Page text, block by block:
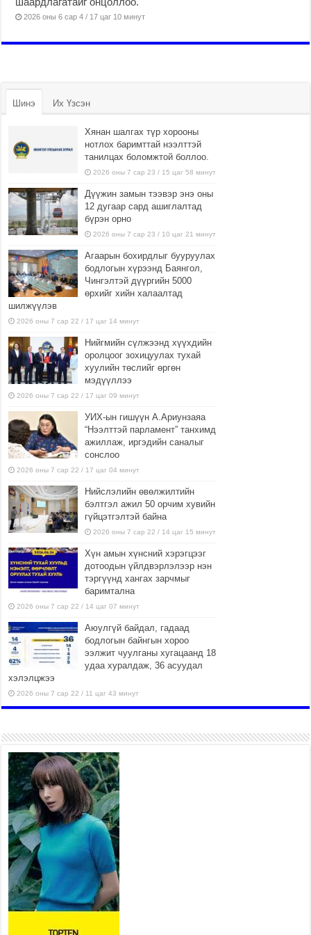
2026 оны 6 сар 4 / 17 цаг 10 минут
Шинэ Их Үзсэн
Хянан шалгах түр хорооны
нотлох баримттай нээлттэй
танилцах боломжтой боллоо.
2026 оны 7 сар 23 / 15 цаг 58 минут
Дүүжин замын тээвэр энэ оны
12 дугаар сард ашиглалтад
бүрэн орно
2026 оны 7 сар 23 / 10 цаг 21 минут
Агаарын бохирдлыг бууруулах
бодлогын хүрээнд Баянгол,
Чингэлтэй дүүргийн 5000
өрхийг хийн халаалтад
шилжүүлэв
2026 оны 7 сар 22 / 17 цаг 14 минут
Нийгмийн сүлжээнд хүүхдийн
оролцоог зохицуулах тухай
хуулийн төслийг өргөн
мэдүүллээ
2026 оны 7 сар 22 / 17 цаг 09 минут
УИХ-ын гишүүн А.Ариунзаяа
“Нээлттэй парламент” танхимд
ажиллаж, иргэдийн саналыг
сонслоо
2026 оны 7 сар 22 / 17 цаг 04 минут
Нийслэлийн өвөлжилтийн
бэлтгэл ажил 50 орчим хувийн
гүйцэтгэлтэй байна
2026 оны 7 сар 22 / 14 цаг 15 минут
Хүн амын хүнсний хэрэгцээг
дотоодын үйлдвэрлэлээр нэн
тэргүүнд хангах зарчмыг
баримтална
2026 оны 7 сар 22 / 14 цаг 07 минут
Аюулгүй байдал, гадаад
бодлогын байнгын хороо
ээлжит чуулганы хугацаанд 18
удаа хуралдаж, 36 асуудал
хэлэлцжээ
2026 оны 7 сар 22 / 11 цаг 43 минут
боломжтой-Хүүхэд хөгжүүлэх
төв” байгуулах төсөлд төр,
хувийн хэвшлийн түншлэлийн хүрээнд хамтран
ажиллахыг урьж байна
2026 оны 7 сар 22 / 9 цаг 28 минут
Б.Пүрэвдагва: “Урт цагаан”-ыг
залуучууд чөлөөт цагаа
өнгөрүүлдэг, жуулчид зорьж
ирдэг цэг болгоно
2026 оны 7 сар 21 / 16 цаг 47 минут
Тусгай замын автобус /BRT/ төслийн удирдах
хорооны ээлжит хуралдаан боллоо